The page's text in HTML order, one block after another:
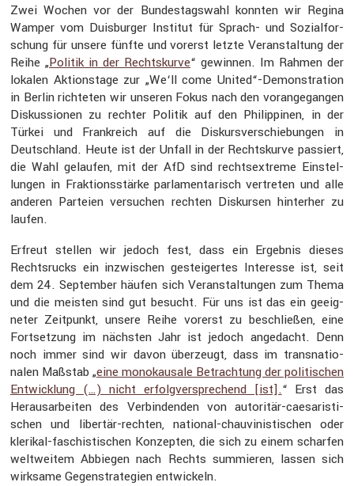
Zwei Wochen vor der Bundes­tags­wahl konnten wir Regina
Wamper vom Duisburger Institut für Sprach- und Sozial­for­
schung für unsere fünfte und vorerst letzte Veran­stal­tung der
Reihe „Politik in der Rechts­kurve“ gewinnen. Im Rahmen der
lokalen Aktions­tage zur „We‘ll come United“-Demonstration
in Berlin richteten wir unseren Fokus nach den voran­ge­gangen
Diskus­sionen zu rechter Politik auf den Philip­pinen, in der
Türkei und Frank­reich auf die Diskurs­ver­schie­bungen in
Deutsch­land. Heute ist der Unfall in der Rechts­kurve passiert,
die Wahl gelaufen, mit der AfD sind rechts­ex­treme Einstel­
lungen in Frakti­ons­stärke parla­men­ta­risch vertreten und alle
anderen Parteien versu­chen rechten Diskursen hinterher zu
laufen.
Erfreut stellen wir jedoch fest, dass ein Ergebnis dieses
Rechts­rucks ein inzwi­schen gestei­gertes Inter­esse ist, seit
dem 24. September häufen sich Veran­stal­tungen zum Thema
und die meisten sind gut besucht. Für uns ist das ein geeig­
neter Zeitpunkt, unsere Reihe vorerst zu beschließen, eine
Fortset­zung im nächsten Jahr ist jedoch angedacht. Denn
noch immer sind wir davon überzeugt, dass im trans­na­tio­
nalen Maßstab „eine monokau­sale Betrach­tung der politi­schen
Entwick­lung (…) nicht erfolg­ver­spre­chend [ist].“ Erst das
Heraus­ar­beiten des Verbin­denden von autoritär-caesa­ris­ti­
schen und libertär-rechten, national-chauvi­nis­ti­schen oder
klerikal-faschis­ti­schen Konzepten, die sich zu einem scharfen
weltweitem Abbiegen nach Rechts summieren, lassen sich
wirksame Gegen­stra­te­gien entwi­ckeln.